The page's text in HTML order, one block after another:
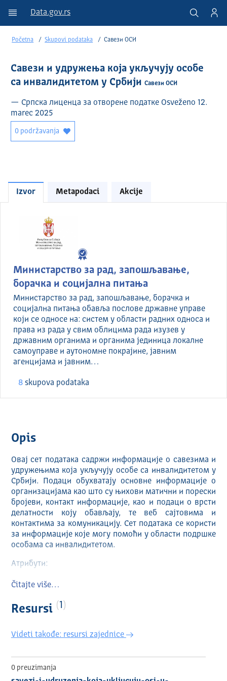
Data.gov.rs
Početna Skupovi podataka Савези ОСИ
Савези и удружења која укључују особе
са инвалидитетом у СрбијиСавези ОСИ
— Српска лиценца за отворене податке Osveženo 12.
marec 2025
0 podržavanja
Izvor Metapodaci Akcije
Министарство за рад, запошљавање,
борачка и социјална питања
Министарство за рад, запошљавање, борачка и
социјална питања обавља послове државне управе
који се односе на: систем у области радних односа и
права из рада у свим облицима рада изузев у
државним органима и органима јединица локалне
самоуправе и аутономне покрајине, јавним
агенцијама и јавним…
8 skupova podataka
Opis
Овај сет података садржи информације о савезима и
удружењима која укључују особе са инвалидитетом у
Србији. Подаци обухватају основне информације о
организацијама као што су њихови матични и порески
бројеви, контакт информације, као и подаци о врсти
делатности коју обављају, те веб сајтовима и
контактима за комуникацију. Сет података се користи
за информације које могу помоћи у области подршке
особама са инвалидитетом.
Атрибути:
МБ (матични број)
НАЗИВ САВЕЗА/УДРУЖЕЊА (пуни назив савеза или
удружења)
МЕСТО (назив места где се удружење или савез
ОПШТИНА (општина у којој се налази удружење или
савез)
ШИФРА ДЕЛАТНОСТИ (код делатности која се обавља)
Čitajte više…
Resursi 1
Videti takođe: resursi zajednice
0 preuzimanja